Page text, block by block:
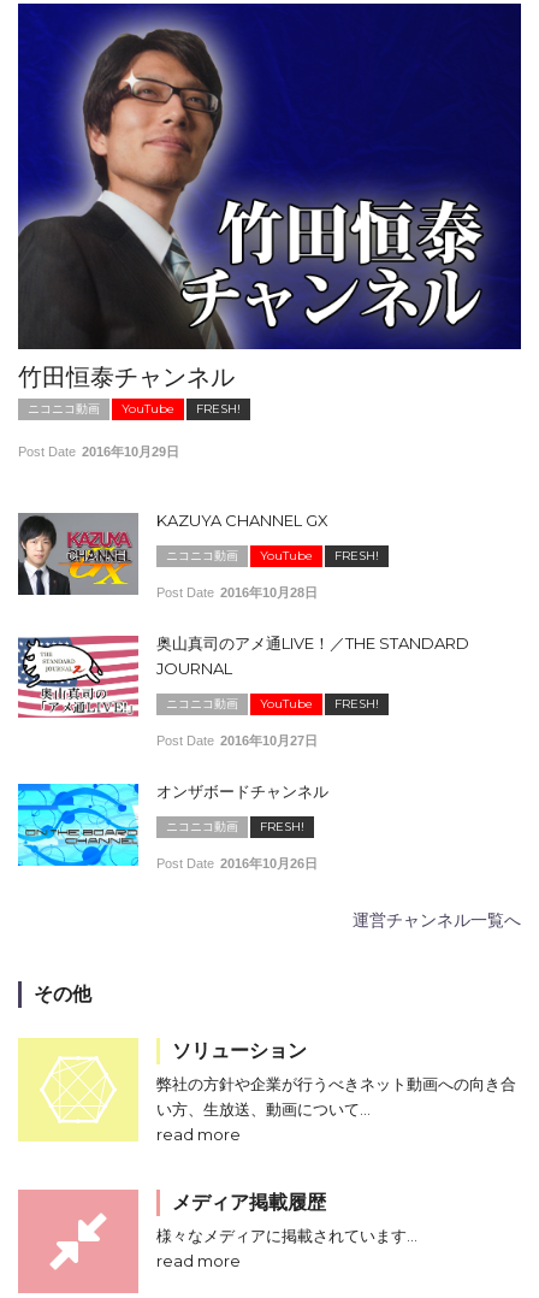
竹田恒泰チャンネル
ニコニコ動画 YouTube FRESH!
Post Date 2016年10月29日
KAZUYA CHANNEL GX
ニコニコ動画 YouTube FRESH!
Post Date 2016年10月28日
奥山真司のアメ通LIVE！／THE STANDARD
JOURNAL
ニコニコ動画 YouTube FRESH!
Post Date 2016年10月27日
オンザボードチャンネル
ニコニコ動画 FRESH!
Post Date 2016年10月26日
運営チャンネル一覧へ
その他
ソリューション
弊社の方針や企業が行うべきネット動画への向き合
い方、生放送、動画について…
read more
メディア掲載履歴
様々なメディアに掲載されています…
read more